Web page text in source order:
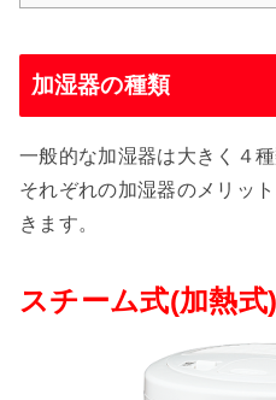
加湿器の種類
一般的な加湿器は大きく４
それぞれの加湿器のメリッ
きます。
スチーム式(加熱式)